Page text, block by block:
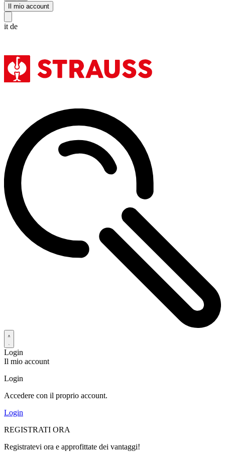
Il mio account
it de
Login
Il mio account
Login
Accedere con il proprio account.
Login
REGISTRATI ORA
Registratevi ora e approfittate dei vantaggi!